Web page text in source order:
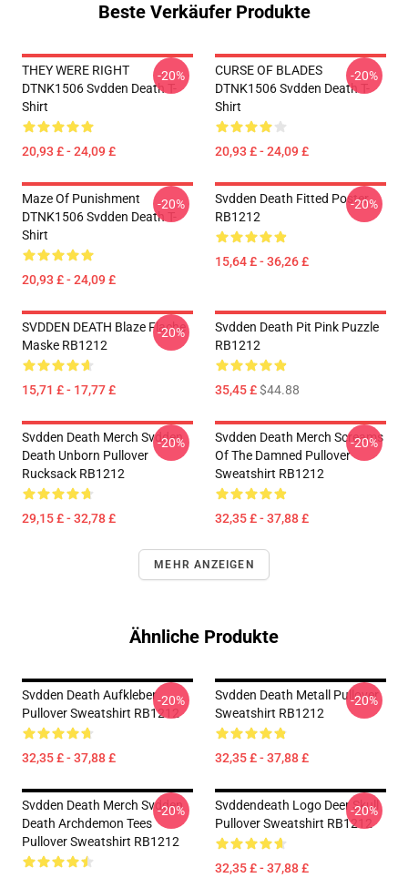
Beste Verkäufer Produkte
THEY WERE RIGHT
DTNK1506 Svdden Death T-
Shirt
20,93 £ - 24,09 £
-20%
CURSE OF BLADES
DTNK1506 Svdden Death T-
Shirt
20,93 £ - 24,09 £
-20%
Maze Of Punishment
DTNK1506 Svdden Death T-
Shirt
20,93 £ - 24,09 £
-20%
Svdden Death Fitted Poster
RB1212
15,64 £ - 36,26 £
-20%
SVDDEN DEATH Blaze Flache
Maske RB1212
15,71 £ - 17,77 £
-20%
Svdden Death Pit Pink Puzzle
RB1212
35,45 £$44.88
Svdden Death Merch Svdden
Death Unborn Pullover
Rucksack RB1212
29,15 £ - 32,78 £
-20%
Svdden Death Merch Screams
Of The Damned Pullover
Sweatshirt RB1212
32,35 £ - 37,88 £
-20%
MEHR ANZEIGEN
Ähnliche Produkte
Svdden Death Aufkleber
Pullover Sweatshirt RB1212
32,35 £ - 37,88 £
-20%
Svdden Death Metall Pullover
Sweatshirt RB1212
32,35 £ - 37,88 £
-20%
Svdden Death Merch Svdden
Death Archdemon Tees
Pullover Sweatshirt RB1212
-20%
Svddendeath Logo Deer Skull
Pullover Sweatshirt RB1212
32,35 £ - 37,88 £
-20%